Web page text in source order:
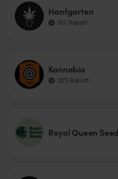
Hanfgarten
15% Rabatt
Kannabia
20% Rabatt
Royal Queen